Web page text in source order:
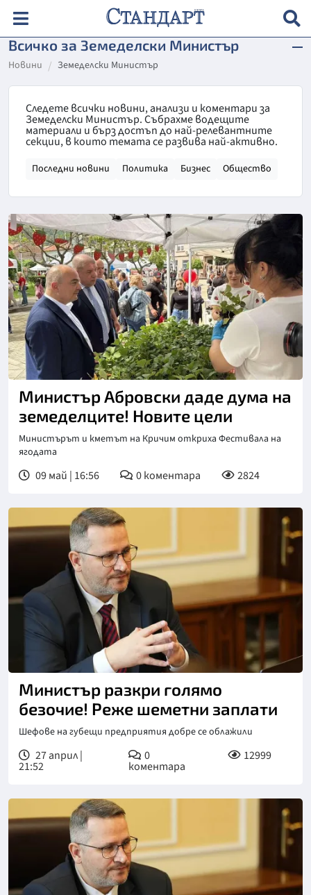
Всичко за Земеделски Министър
Новини Земеделски Министър
Следете всички новини, анализи и коментари за
Земеделски Министър. Събрахме водещите
материали и бърз достъп до най-релевантните
секции, в които темата се развива най-активно.
Последни новини Политика Бизнес Общество
Министър Абровски даде дума на
земеделците! Новите цели
Министърът и кметът на Кричим откриха Фестивала на
ягодата
09 май | 16:56 0коментара 2824
Министър разкри голямо
безочие! Реже шеметни заплати
Шефове на губещи предприятия добре се облажили
27 април |
21:52
0
коментара
12999